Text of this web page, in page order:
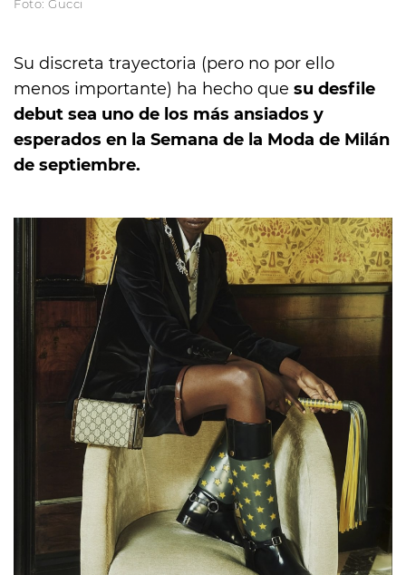
Foto: Gucci
Su discreta trayectoria (pero no por ello
menos importante) ha hecho que su desfile
debut sea uno de los más ansiados y
esperados en la Semana de la Moda de Milán
de septiembre.